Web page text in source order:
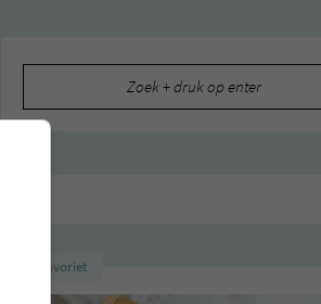
Favoriet